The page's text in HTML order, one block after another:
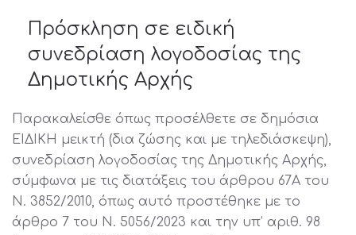
Πρόσκληση σε ειδική
συνεδρίαση λογοδοσίας της
Δημοτικής Αρχής
Παρακαλείσθε όπως προσέλθετε σε δημόσια
ΕΙΔΙΚΗ μεικτή (δια ζώσης και με τηλεδιάσκεψη),
συνεδρίαση λογοδοσίας της Δημοτικής Αρχής,
σύμφωνα με τις διατάξεις του άρθρου 67Α του
Ν. 3852/2010, όπως αυτό προστέθηκε με το
άρθρο 7 του Ν. 5056/2023 και την υπ’ αριθ. 98